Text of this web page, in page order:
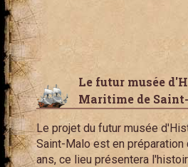
Le futur musée
Maritime de
Le projet du futur musée
Saint-Malo est en
ans, ce lieu présentera